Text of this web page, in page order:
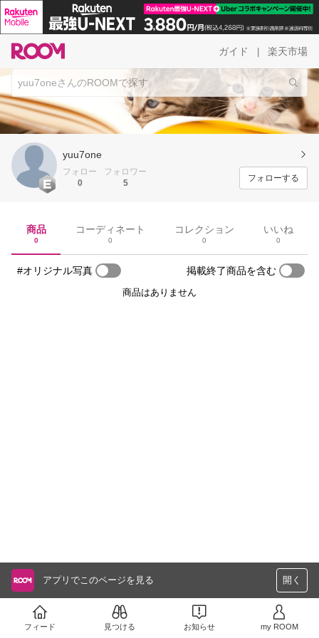
ガイド 楽天市場
yuu7one
フォロー
0
フォロワー
5
フォローする
商品
0
コーディネート
0
コレクション
0
いいね
0
#オリジナル写真 掲載終了商品を含む
商品はありません
アプリでこのページを見る 開く
フィード 見つける お知らせ my ROOM